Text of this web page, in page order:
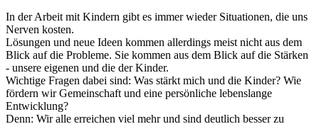
In der Arbeit mit Kindern gibt es immer wieder Situationen, die uns
Nerven kosten.
Lösungen und neue Ideen kommen allerdings meist nicht aus dem
Blick auf die Probleme. Sie kommen aus dem Blick auf die Stärken
- unsere eigenen und die der Kinder.
Wichtige Fragen dabei sind: Was stärkt mich und die Kinder? Wie
fördern wir Gemeinschaft und eine persönliche lebenslange
Entwicklung?
Denn: Wir alle erreichen viel mehr und sind deutlich besser zu